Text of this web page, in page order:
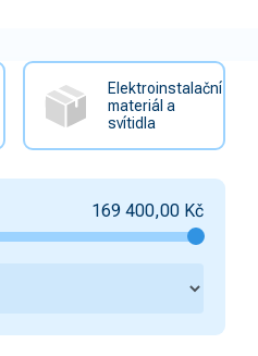
Elektroinstalační
materiál a
svítidla
169 400,00 Kč